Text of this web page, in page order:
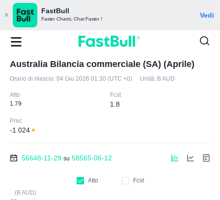
FastBull
Faster Charts, Chat Faster！ Vedi
Australia Bilancia commerciale (SA) (Aprile)
Orario di rilascio: 04 Giu 2026 01:30 (UTC +0) Unità: B AUD
Atto
1.79
Fcst
1.8
Prec
-1.024
56648-11-29 su 58565-06-12
Atto
Fcst
(B AUD)